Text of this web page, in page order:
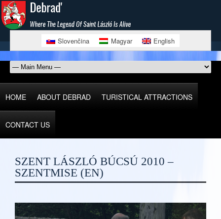
Slovenčina Magyar English
HOME ABOUT DEBRAD TURISTICAL ATTRACTIONS
CONTACT US
SZENT LÁSZLÓ BÚCSÚ 2010 –
SZENTMISE (EN)